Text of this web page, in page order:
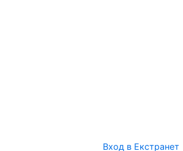
Вход в Екстранет